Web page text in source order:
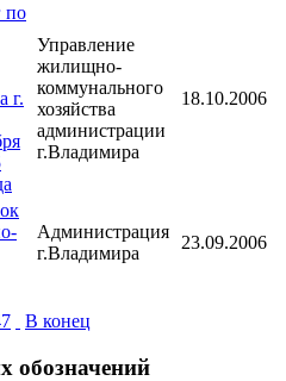
по
г.
Управление
жилищно-
коммунального
хозяйства
администрации
г.Владимира
18.10.2006
Администрация
г.Владимира
23.09.2006
В конец
обозначений